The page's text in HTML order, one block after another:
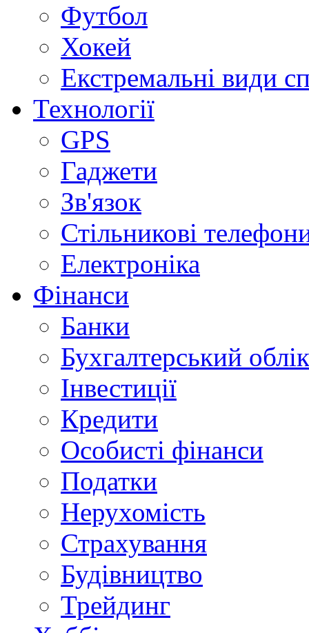
Футбол
Хокей
Екстремальні види
Технології
GPS
Гаджети
Зв'язок
Стільникові
Електроніка
Фінанси
Банки
Бухгалтерський облік
Інвестиції
Кредити
Особисті фінанси
Податки
Нерухомість
Страхування
Будівництво
Трейдинг